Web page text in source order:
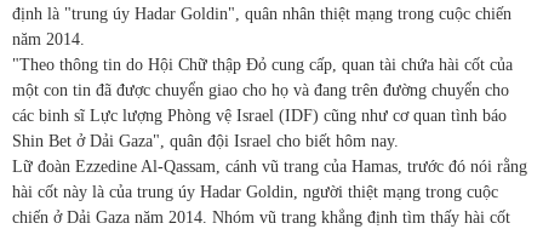
định là "trung úy Hadar Goldin", quân nhân thiệt mạng trong cuộc chiến
năm 2014.
"Theo thông tin do Hội Chữ thập Đỏ cung cấp, quan tài chứa hài cốt của
một con tin đã được chuyển giao cho họ và đang trên đường chuyển cho
các binh sĩ Lực lượng Phòng vệ Israel (IDF) cũng như cơ quan tình báo
Shin Bet ở Dải Gaza", quân đội Israel cho biết hôm nay.
Lữ đoàn Ezzedine Al-Qassam, cánh vũ trang của Hamas, trước đó nói rằng
hài cốt này là của trung úy Hadar Goldin, người thiệt mạng trong cuộc
chiến ở Dải Gaza năm 2014. Nhóm vũ trang khẳng định tìm thấy hài cốt